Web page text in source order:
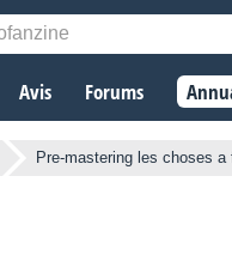
Avis Forums
Pre-mastering les choses